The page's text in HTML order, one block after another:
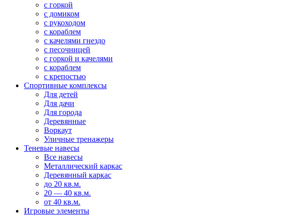
с горкой
с домиком
с рукоходом
с кораблем
с качелями гнездо
с песочницей
с горкой и качелями
с кораблем
с крепостью
Спортивные комплексы
Для детей
Для дачи
Для города
Деревянные
Воркаут
Уличные тренажеры
Теневые навесы
Все навесы
Металлический каркас
Деревянный каркас
до 20 кв.м.
20 — 40 кв.м.
от 40 кв.м.
Игровые элементы